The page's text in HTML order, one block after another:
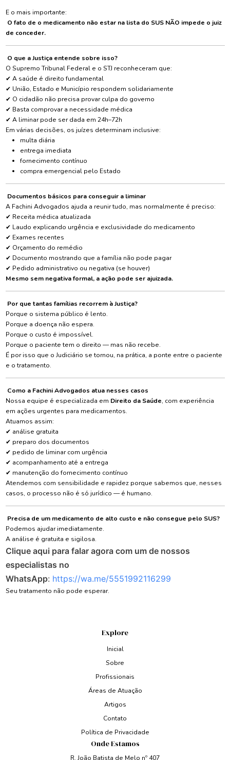
E o mais importante:
O fato de o medicamento não estar na lista do SUS NÃO impede o juiz
de conceder.
O que a Justiça entende sobre isso?
O Supremo Tribunal Federal e o STJ reconheceram que:
✔ A saúde é direito fundamental
✔ União, Estado e Município respondem solidariamente
✔ O cidadão não precisa provar culpa do governo
✔ Basta comprovar a necessidade médica
✔ A liminar pode ser dada em 24h–72h
Em várias decisões, os juízes determinam inclusive:
multa diária
entrega imediata
fornecimento contínuo
compra emergencial pelo Estado
Documentos básicos para conseguir a liminar
A Fachini Advogados ajuda a reunir tudo, mas normalmente é preciso:
✔ Receita médica atualizada
✔ Laudo explicando urgência e exclusividade do medicamento
✔ Exames recentes
✔ Orçamento do remédio
✔ Documento mostrando que a família não pode pagar
✔ Pedido administrativo ou negativa (se houver)
Mesmo sem negativa formal, a ação pode ser ajuizada.
Por que tantas famílias recorrem à Justiça?
Porque o sistema público é lento.
Porque a doença não espera.
Porque o custo é impossível.
Porque o paciente tem o direito — mas não recebe.
É por isso que o Judiciário se tornou, na prática, a ponte entre o paciente
e o tratamento.
Como a Fachini Advogados atua nesses casos
Nossa equipe é especializada em Direito da Saúde, com experiência
em ações urgentes para medicamentos.
Atuamos assim:
✔ análise gratuita
✔ preparo dos documentos
✔ pedido de liminar com urgência
✔ acompanhamento até a entrega
✔ manutenção do fornecimento contínuo
Atendemos com sensibilidade e rapidez porque sabemos que, nesses
casos, o processo não é só jurídico — é humano.
Precisa de um medicamento de alto custo e não consegue pelo SUS?
Podemos ajudar imediatamente.
A análise é gratuita e sigilosa.
Clique aqui para falar agora com um de nossos
especialistas no
WhatsApp: https://wa.me/5551992116299
Seu tratamento não pode esperar.
Explore
Inicial
Sobre
Profissionais
Áreas de Atuação
Artigos
Contato
Política de Privacidade
Onde Estamos
R. João Batista de Melo nº 407